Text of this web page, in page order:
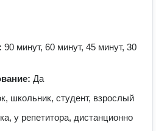
90 минут, 60 минут, 45 минут, 30
Да
школьник, студент, взрослый
у репетитора, дистанционно